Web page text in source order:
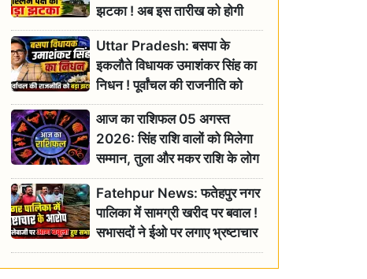
झटका ! अब इस तारीख को होगी
सुनवाई
Uttar Pradesh: बसपा के
इकलौते विधायक उमाशंकर सिंह का
निधन ! पूर्वांचल की राजनीति को
बड़ा झटका, योगी ने जताया दुःख
आज का राशिफल 05 अगस्त
2026: सिंह राशि वालों को मिलेगा
सम्मान, तुला और मकर राशि के लोग
रहें सतर्क
Fatehpur News: फतेहपुर नगर
पालिका में सामग्री खरीद पर बवाल !
सभासदों ने ईओ पर लगाए भ्रष्टाचार
के गंभीर आरोप